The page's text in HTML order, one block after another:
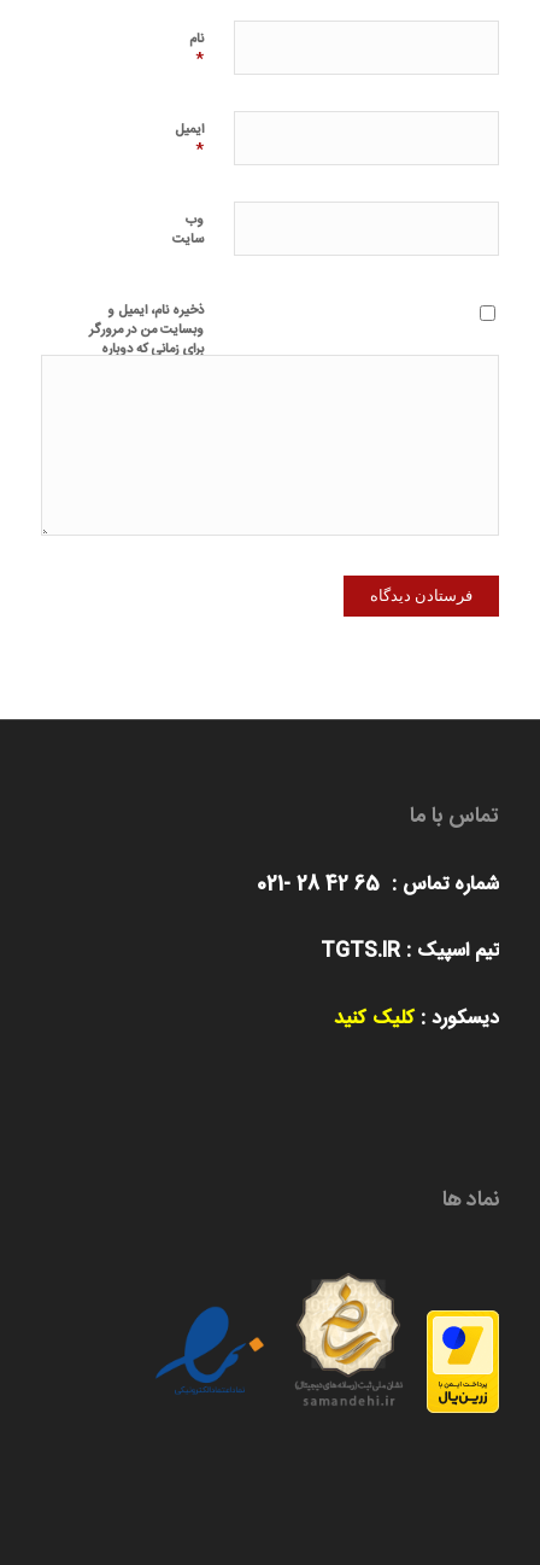
نام
*
ایمیل
*
وب‌
سایت
ذخیره نام، ایمیل و
وبسایت من در مرورگر
برای زمانی که دوباره
تماس با ما
شماره تماس : 65 42 28 -021
تیم اسپیک : TGTS.IR
دیسکورد :کلیک کنید
نماد ها